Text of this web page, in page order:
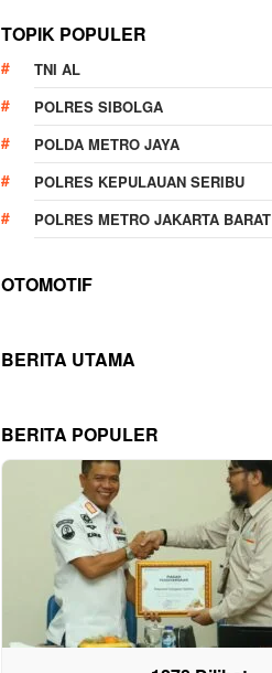
TOPIK POPULER
TNI AL
POLRES SIBOLGA
POLDA METRO JAYA
POLRES KEPULAUAN SERIBU
POLRES METRO JAKARTA BARAT
OTOMOTIF
BERITA UTAMA
BERITA POPULER